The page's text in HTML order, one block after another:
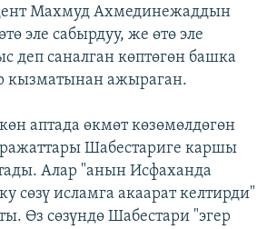
Махмуд Ахмединежаддын
эле сабырдуу, же өтө эле
деп саналган көптөгөн башка
кызматынан ажыраган.
аптада өкмөт көзөмөлдөгөн
Шабестариге каршы
Алар "анын Исфаханда
сөзү исламга акаарат келтирди"
Өз сөзүндө Шабестари "эгер